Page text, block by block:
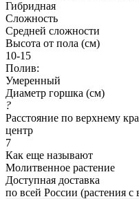
Гибридная
Сложность
Средней сложности
Высота от пола (см)
10-15
Полив:
Умеренный
Диаметр горшка (см)
?
Расстояние по верхнему
центр
7
Как еще называют
Молитвенное растение
Доступная доставка
по всей России (растения с